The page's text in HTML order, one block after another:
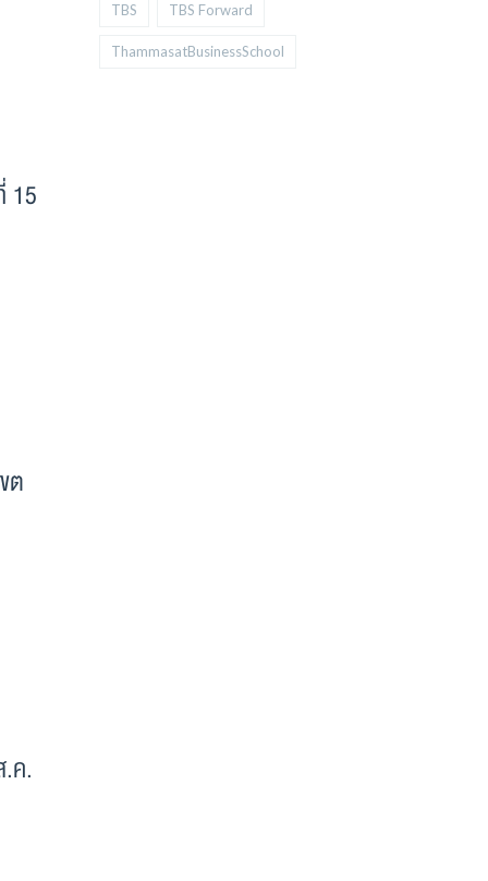
15
ต
ค.
TBS TBS Forward
ThammasatBusinessSchool